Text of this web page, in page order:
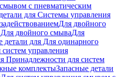
с пневматическим
для Системы управления
Для двойного
двойного смываДля
детали для Для одинарного
управления
Принадлежности для систем
комплектыЗапасные детали